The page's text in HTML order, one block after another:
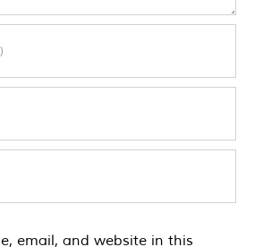
email, and website in this